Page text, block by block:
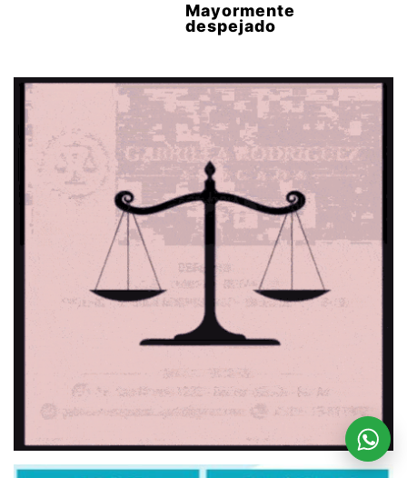
Mayormente
despejado